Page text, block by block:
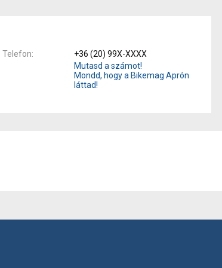
Telefon
+36 (20) 99X-XXXX
Mutasd a számot!
Mondd, hogy a Bikemag Aprón
láttad!